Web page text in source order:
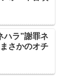
ハラ”謝罪ネ
さかのオチ